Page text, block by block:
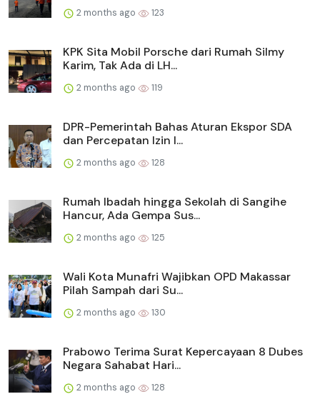
2 months ago 123
KPK Sita Mobil Porsche dari Rumah Silmy
Karim, Tak Ada di LH...
2 months ago 119
DPR-Pemerintah Bahas Aturan Ekspor SDA
dan Percepatan Izin I...
2 months ago 128
Rumah Ibadah hingga Sekolah di Sangihe
Hancur, Ada Gempa Sus...
2 months ago 125
Wali Kota Munafri Wajibkan OPD Makassar
Pilah Sampah dari Su...
2 months ago 130
Prabowo Terima Surat Kepercayaan 8 Dubes
Negara Sahabat Hari...
2 months ago 128